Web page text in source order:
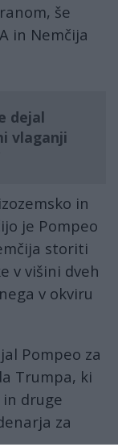
še
in Nemčija
dejal
vlaganji
in
je Pompeo
storiti
v višini dveh
v okviru
Pompeo za
Trumpa, ki
druge
za